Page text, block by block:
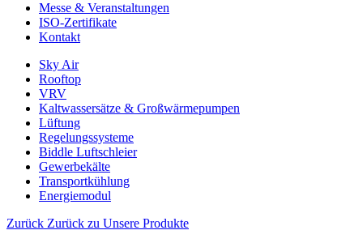
Messe & Veranstaltungen
ISO-Zertifikate
Kontakt
Sky Air
Rooftop
VRV
Kaltwassersätze & Großwärmepumpen
Lüftung
Regelungssysteme
Biddle Luftschleier
Gewerbekälte
Transportkühlung
Energiemodul
Zurück Zurück zu Unsere Produkte